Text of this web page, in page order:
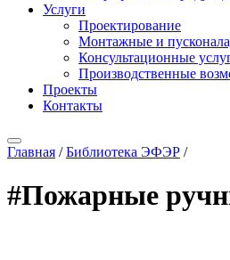
Услуги
Проектирование
Монтажные и
Консультационные
Производственные
Проекты
Контакты
Главная /Библиотека ЭФЭР /
#Пожарные